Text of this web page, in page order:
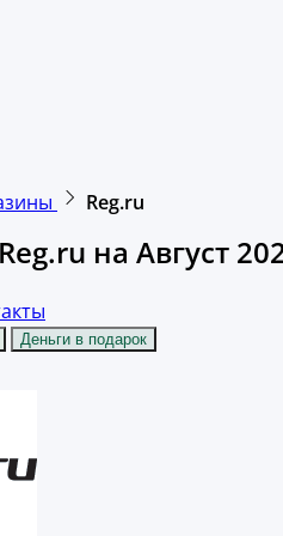
Reg.ru
на Август
Деньги в подарок